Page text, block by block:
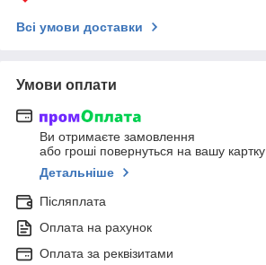
Всі умови доставки
Умови оплати
Ви отримаєте замовлення
або гроші повернуться на вашу картку
Детальніше
Післяплата
Оплата на рахунок
Оплата за реквізитами